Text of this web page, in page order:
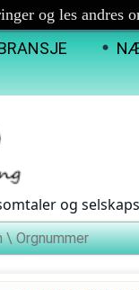
og les andres
og